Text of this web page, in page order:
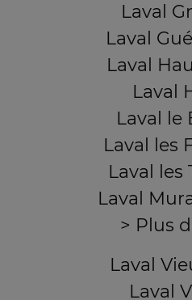
Laval
Laval
Laval
Laval
Laval le
Laval les
Laval les
Laval
> Plus
Laval
Laval